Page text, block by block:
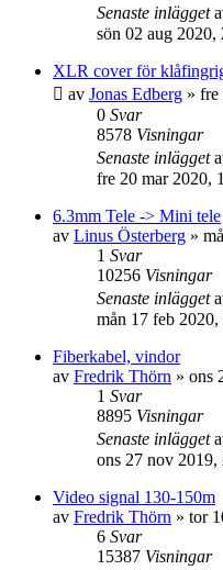
Senaste inlägget
sön 02 aug 2020,
XLR cover för
av Jonas Edberg » fre
0 Svar
8578 Visningar
Senaste inlägget
fre 20 mar 2020,
6.3mm Tele -> Mini tele
av Linus Österberg »
1 Svar
10256 Visningar
Senaste inlägget
mån 17 feb 2020,
Fiberkabel, vindor
av Fredrik Thörn » ons
1 Svar
8895 Visningar
Senaste inlägget
ons 27 nov 2019,
Video signal 130-150m
av Fredrik Thörn » tor
6 Svar
15387 Visningar